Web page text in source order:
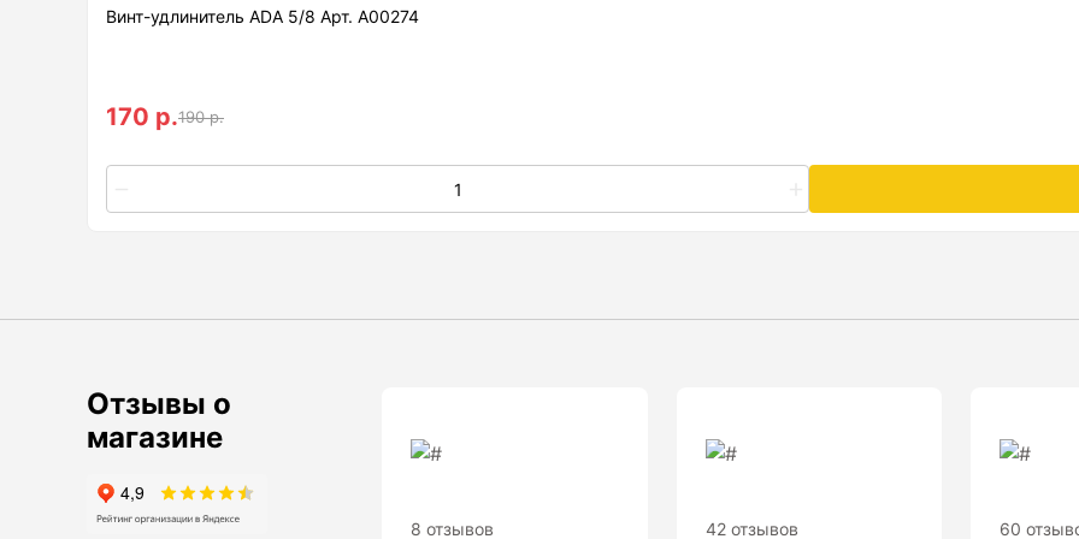
Винт-удлинитель ADA 5/8 Арт. А00274
170 р.190 р.
Приборы вертикального
Палетка для вертикального
проектирования
Приборы контроля и
диагностики
Отзывы о
магазине
8 отзывов
42 отзывов
60